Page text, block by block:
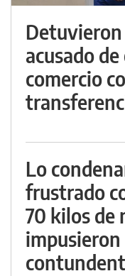
acusado
comercio
Lo
frustrado
70 kilos de